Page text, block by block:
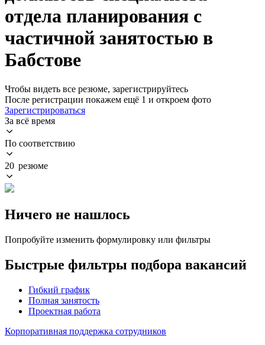
отдела планирования с
частичной занятостью в
Бабстове
Чтобы видеть все резюме, зарегистрируйтесь
После регистрации покажем ещё 1 и откроем фото
Зарегистрироваться
За всё время
По соответствию
20 резюме
Ничего не нашлось
Попробуйте изменить формулировку или фильтры
Быстрые фильтры подбора вакансий
Гибкий график
Полная занятость
Проектная работа
Корпоративная поддержка сотрудников